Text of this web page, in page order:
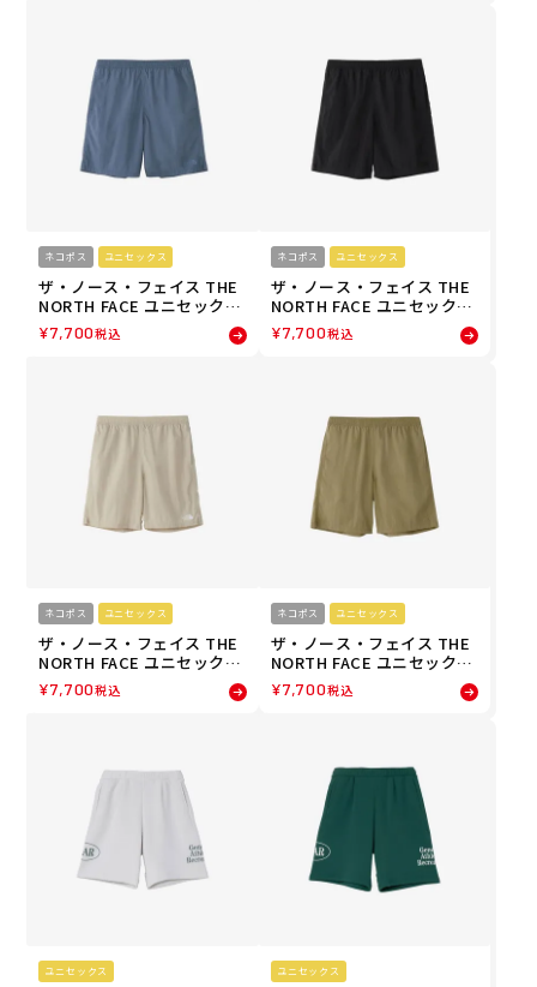
ネコポス ユニセックス
ザ・ノース・フェイス THE
NORTH FACE ユニセックス
バーサタイルミッド ショー
トパンツ ハーフパンツ NB4
¥7,700税込
ネコポス ユニセックス
ザ・ノース・フェイス THE
NORTH FACE ユニセックス
バーサタイルミッド ショー
トパンツ ハーフパンツ NB4
¥7,700税込
ネコポス ユニセックス
ザ・ノース・フェイス THE
NORTH FACE ユニセックス
バーサタイルミッド ショー
トパンツ ハーフパンツ NB4
¥7,700税込
ネコポス ユニセックス
ザ・ノース・フェイス THE
NORTH FACE ユニセックス
バーサタイルミッド ショー
トパンツ ハーフパンツ NB4
¥7,700税込
ユニセックス ユニセックス